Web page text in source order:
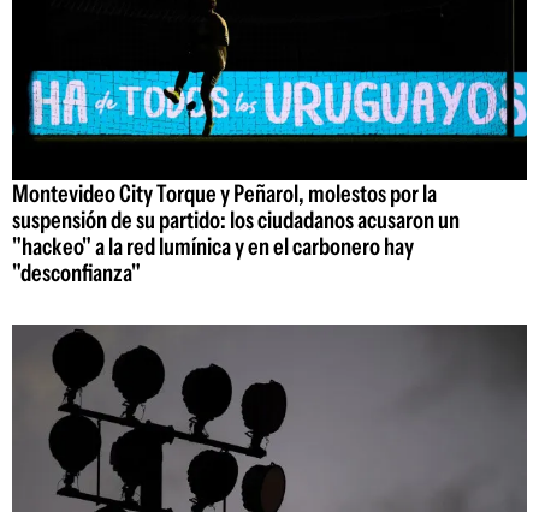
Montevideo City Torque y Peñarol, molestos por la
suspensión de su partido: los ciudadanos acusaron un
"hackeo" a la red lumínica y en el carbonero hay
"desconfianza"